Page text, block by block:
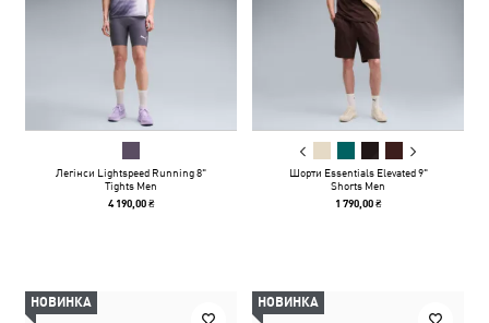
Легінси Lightspeed Running 8"
Tights Men
4 190,00 ₴
Шорти Essentials Elevated 9"
Shorts Men
1 790,00 ₴
НОВИНКА НОВИНКА